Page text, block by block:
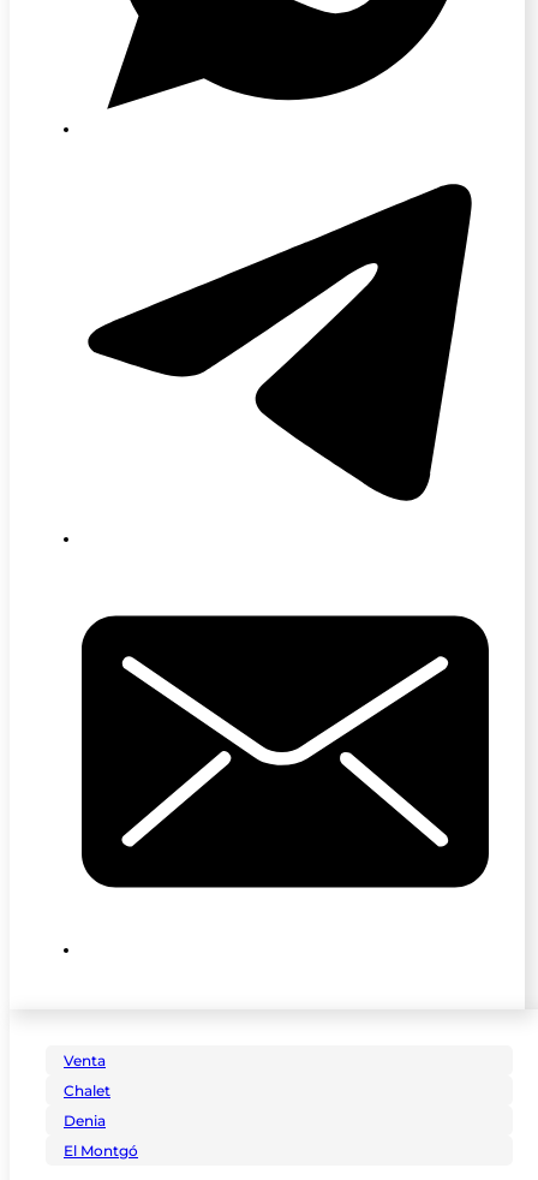
Venta
Chalet
Denia
El Montgó